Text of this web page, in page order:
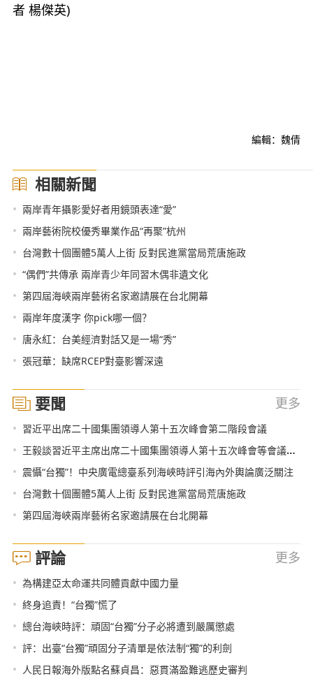
者 楊傑英)
編輯：魏倩
相關新聞
• 兩岸青年攝影愛好者用鏡頭表達“愛”
• 兩岸藝術院校優秀畢業作品“再聚”杭州
• 台灣數十個團體5萬人上街 反對民進黨當局荒唐施政
• “偶們”共傳承 兩岸青少年同習木偶非遺文化
• 第四屆海峽兩岸藝術名家邀請展在台北開幕
• 兩岸年度漢字 你pick哪一個？
• 唐永紅：台美經濟對話又是一場“秀”
• 張冠華：缺席RCEP對臺影響深遠
要聞 更多
• 習近平出席二十國集團領導人第十五次峰會第二階段會議
• 王毅談習近平主席出席二十國集團領導人第十五次峰會等會議成果
• 震懾“台獨”！中央廣電總臺系列海峽時評引海內外輿論廣泛關注
• 台灣數十個團體5萬人上街 反對民進黨當局荒唐施政
• 第四屆海峽兩岸藝術名家邀請展在台北開幕
評論 更多
• 為構建亞太命運共同體貢獻中國力量
• 終身追責！“台獨”慌了
• 總台海峽時評：頑固“台獨”分子必將遭到嚴厲懲處
• 評：出臺“台獨”頑固分子清單是依法制“獨”的利劍
• 人民日報海外版點名蘇貞昌：惡貫滿盈難逃歷史審判